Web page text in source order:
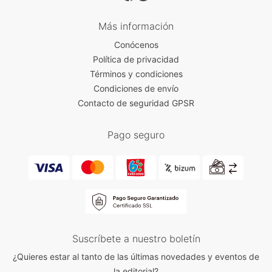
Más información
Conócenos
Política de privacidad
Términos y condiciones
Condiciones de envío
Contacto de seguridad GPSR
Pago seguro
Suscríbete a nuestro boletín
¿Quieres estar al tanto de las últimas novedades y eventos de